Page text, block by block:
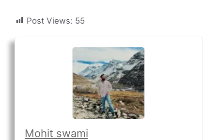
Post Views: 55
Mohit swami